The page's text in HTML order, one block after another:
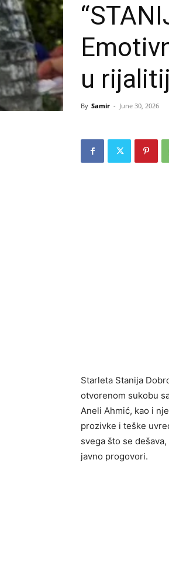
u
By Samir - June 30, 2026
Starleta Stanija
otvorenom sukobu
Aneli Ahmić, kao i
prozivke i teške
svega što se
javno progovori.